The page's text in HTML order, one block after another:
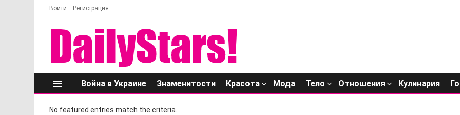
Войти Регистрация
Меню
Война в Украине Знаменитости Красота Мода Тело Отношения Кулинария
No featured entries match the criteria.